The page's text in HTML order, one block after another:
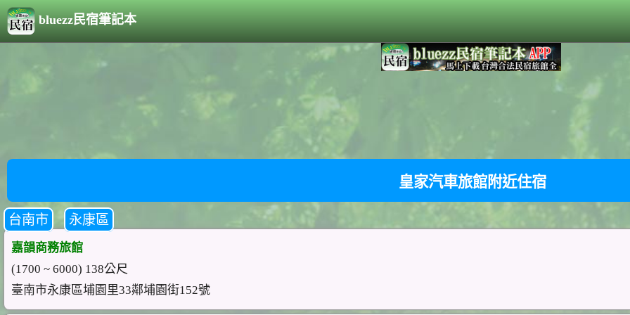
bluezz民宿筆記本
皇家汽車旅館附近住宿
台南市 永康區
嘉韻商務旅館
(1700 ~ 6000) 138公尺
臺南市永康區埔園里33鄰埔園街152號